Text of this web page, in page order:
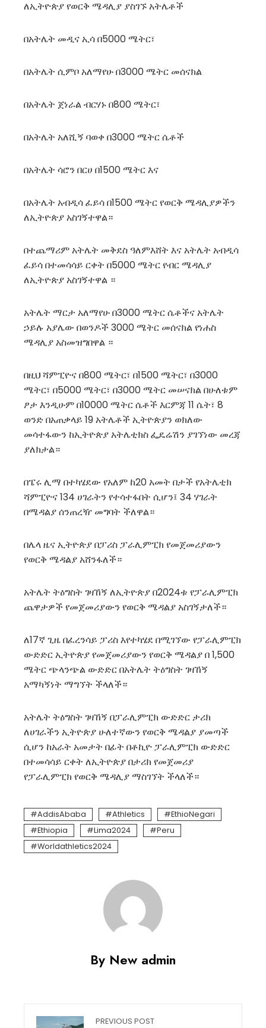
ለኢትዮጵያ የወርቅ ሜዳሊያ ያስገኙ አትሌቶች
በአትሌት መዲና ኢሳ በ5000 ሜትር፣
በአትሌት ሲምቦ አለማየሁ በ3000 ሜትር መሰናክል
በአትሌት ጀነራል ብርሃኑ በ800 ሜትር፣
በአትሌት አለሺኝ ባወቀ በ3000 ሜትር ሴቶች
በአትሌት ሳሮን በርሀ በ1500 ሜትር እና
በአትሌት አብዲሳ ፈይሳ በ1500 ሜትር የወርቅ ሜዳሊያዎችን
ለኢትዮጵያ አስገኝተዋል።
በተጨማሪም አትሌት መቅደስ ዓለምእሸት እና አትሌት አብዲሳ
ፈይሳ በተመሳሳይ ርቀት በ5000 ሜትር የብር ሜዳሊያ
ለኢትዮጵያ አስገኝተዋል ።
አትሌት ማርታ አለማየሁ በ3000 ሜትር ሴቶችና አትሌት
ኃይሉ አያሌው በወንዶች 3000 ሜትር መሰናክል የነሐስ
ሜዳሊያ አስመዝግበዋል ።
በዚህ ሻምፒዮና በ800 ሜትር፣ በ1500 ሜትር፣ በ3000
ሜትር፣ በ5000 ሜትር፣ በ3000 ሜትር መሠናክል በሁለቱም
ፆታ እንዲሁም በ10000 ሜትር ሴቶች እርምጃ 11 ሴት፣ 8
ወንድ በአጠቃላይ 19 አትሌቶች ኢትዮጵያን ወክለው
መሳተፋውን ከኢትዮጵያ አትሌቲክስ ፌዴሬሽን ያገኘነው መረጃ
ያለክታል።
በፔሩ ሊማ በተካሄደው የአለም ከ20 አመት በታች የአትሌቲክ
ሻምፒዮና 134 ሀገራትን የተሳተፋበት ሲሆን፤ 34 ሃገራት
በሜዳልያ ሰንጠረዥ መግባት ችለዋል።
በሌላ ዜና ኢትዮጵያ በፓሪስ ፓራሊምፒክ የመጀመሪያውን
የወርቅ ሜዳልያ አሸንፋለች።
አትሌት ትዕግስት ገዛኸኝ ለኢትዮጵያ በ2024ቱ የፓራሊምፒክ
ጨዋታዎች የመጀመሪያውን የወርቅ ሜዳልያ አስገኝታለች።
ለ17ኛ ጊዜ በፈረንሳይ ፓሪስ እየተካሄደ በሚገኘው የፓራሊምፒክ
ውድድር ኢትዮጵያ የመጀመሪያውን የወርቅ ሜዳልያ በ 1,500
ሜትር ጭላንጭል ውድድር በአትሌት ትዕግስት ገዛኸኝ
አማካኝነት ማግኘት ችላለች።
አትሌት ትዕግስት ገዛኸኝ በፓራሊምፒክ ውድድር ታሪክ
ለሀገራችን ኢትዮጵያ ሁለተኛውን የወርቅ ሜዳልያ ያመጣች
ሲሆን ከአራት አመታት በፊት በቶኪዮ ፓራሊምፒክ ውድድር
በተመሳሳይ ርቀት ለኢትዮጵያ በታሪክ የመጀመሪያ
የፓራሊምፒክ የወርቅ ሜዳሊያ ማስገኘት ችላለች።
AddisAbaba Athletics
EthioNegari
Ethiopia
Lima2024
Peru
Worldathletics2024
By New admin
PREVIOUS POST